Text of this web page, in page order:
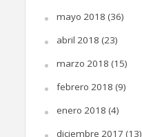
mayo 2018 (36)
abril 2018 (23)
marzo 2018 (15)
febrero 2018 (9)
enero 2018 (4)
diciembre 2017 (13)